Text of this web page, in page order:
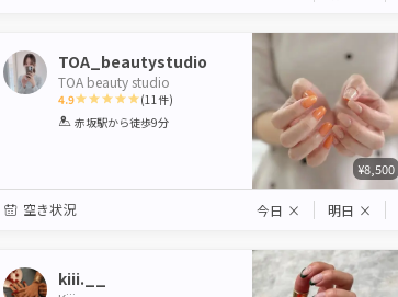
TOA_beautystudio
TOA beauty studio
4.9
1 2 3 4 5
(11 件)
赤坂駅から徒歩9分
¥8,500
空き状況 今日 × 明日 ×
kiii.__